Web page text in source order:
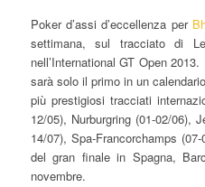
Poker d’assi d’eccellenza per
settimana, sul tracciato di
nell’International GT Open
sarà solo il primo in un
più prestigiosi tracciati
12/05), Nurburgring (01-02/06),
14/07), Spa-Francorchamps
del gran finale in Spagna,
novembre.